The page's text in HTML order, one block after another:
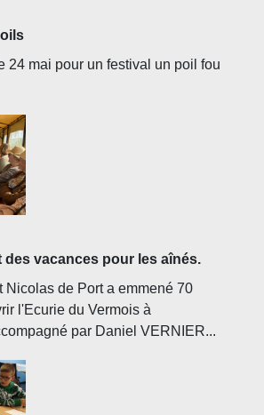
24 mai pour un festival un poil fou
des vacances pour les aînés.
Nicolas de Port a emmené 70
l'Ecurie du Vermois à
par Daniel VERNIER...